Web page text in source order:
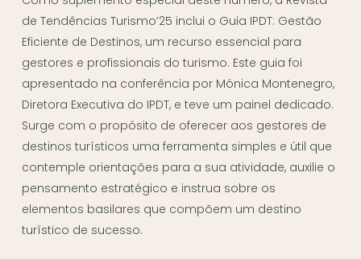
de Tendências Turismo’25 inclui o Guia IPDT: Gestão
Eficiente de Destinos, um recurso essencial para
gestores e profissionais do turismo. Este guia foi
apresentado na conferência por Mónica Montenegro,
Diretora Executiva do IPDT, e teve um painel dedicado.
Surge com o propósito de oferecer aos gestores de
destinos turísticos uma ferramenta simples e útil que
contemple orientações para a sua atividade, auxilie o
pensamento estratégico e instrua sobre os
elementos basilares que compõem um destino
turístico de sucesso.